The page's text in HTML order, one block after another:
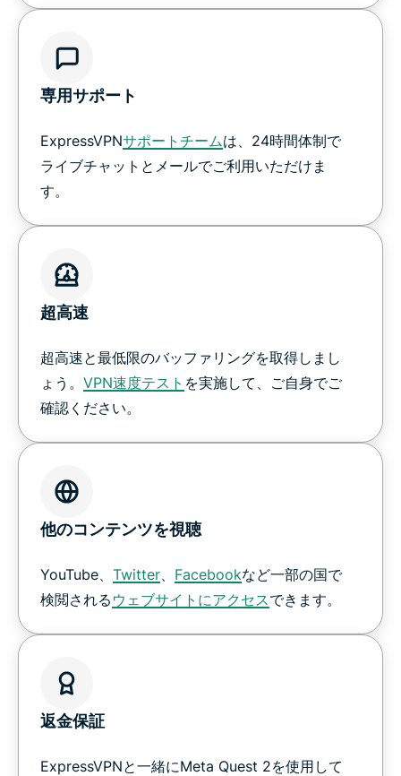
専用サポート
ExpressVPNサポートチームは、24時間体制で
ライブチャットとメールでご利用いただけま
す。
超高速
超高速と最低限のバッファリングを取得しまし
ょう。 VPN速度テスト を実施して、ご自身でご
確認ください。
他のコンテンツを視聴
YouTube、 Twitter Facebookなど一部の国で
検閲される ウェブサイトにアクセスできます。
返金保証
ExpressVPNと一緒にMeta Quest 2を使用して